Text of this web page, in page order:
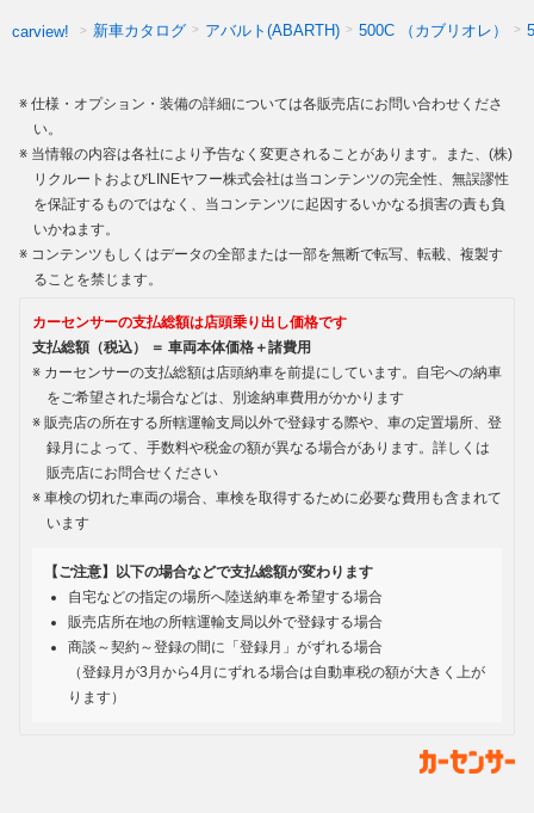
carview! 新車カタログ アバルト(ABARTH) 500C （カブリオレ）
仕様・オプション・装備の詳細については各販売店にお問い合わせくださ
い。
当情報の内容は各社により予告なく変更されることがあります。また、(株)
リクルートおよびLINEヤフー株式会社は当コンテンツの完全性、無誤謬性
を保証するものではなく、当コンテンツに起因するいかなる損害の責も負
いかねます。
コンテンツもしくはデータの全部または一部を無断で転写、転載、複製す
ることを禁じます。
カーセンサーの支払総額は店頭乗り出し価格です
支払総額（税込） ＝ 車両本体価格＋諸費用
カーセンサーの支払総額は店頭納車を前提にしています。自宅への納車
をご希望された場合などは、別途納車費用がかかります
販売店の所在する所轄運輸支局以外で登録する際や、車の定置場所、登
録月によって、手数料や税金の額が異なる場合があります。詳しくは
販売店にお問合せください
車検の切れた車両の場合、車検を取得するために必要な費用も含まれて
います
【ご注意】以下の場合などで支払総額が変わります
自宅などの指定の場所へ陸送納車を希望する場合
販売店所在地の所轄運輸支局以外で登録する場合
商談～契約～登録の間に「登録月」がずれる場合
（登録月が3月から4月にずれる場合は自動車税の額が大きく上が
ります）